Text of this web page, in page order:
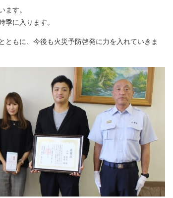
ます。
季に入ります。
もに、今後も火災予防啓発に力を入れていきま